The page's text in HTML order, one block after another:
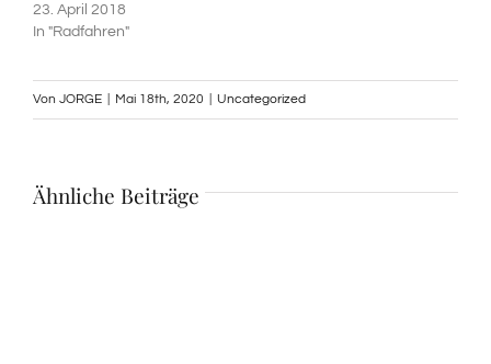
23. April 2018
In "Radfahren"
Von JORGE Mai 18th, 2020 Uncategorized
Ähnliche Beiträge